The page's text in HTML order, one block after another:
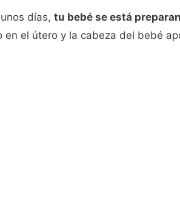
días, tu bebé se está
en el útero y la cabeza del bebé